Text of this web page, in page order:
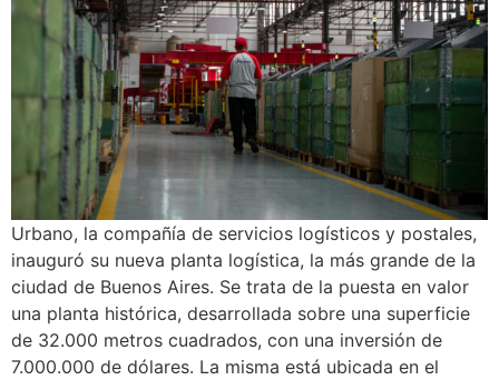
Urbano, la compañía de servicios logísticos y postales,
inauguró su nueva planta logística, la más grande de la
ciudad de Buenos Aires. Se trata de la puesta en valor
una planta histórica, desarrollada sobre una superficie
de 32.000 metros cuadrados, con una inversión de
7.000.000 de dólares. La misma está ubicada en el